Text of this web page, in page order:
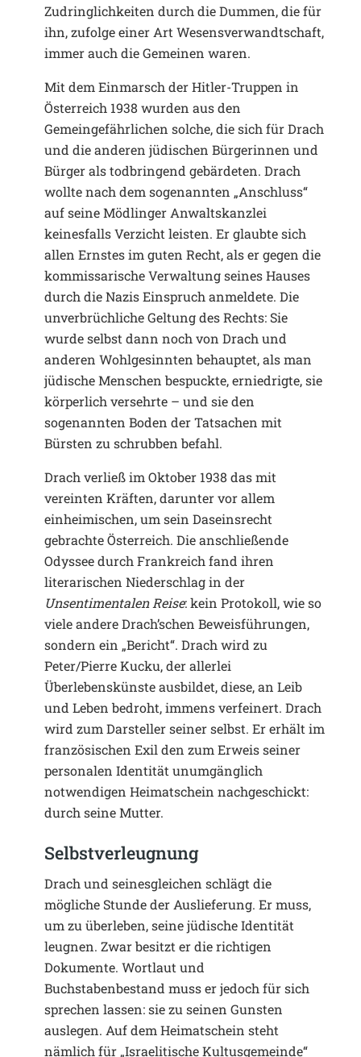
Zudringlichkeiten durch die Dummen, die für
ihn, zufolge einer Art Wesensverwandtschaft,
immer auch die Gemeinen waren.
Mit dem Einmarsch der Hitler-Truppen in
Österreich 1938 wurden aus den
Gemeingefährlichen solche, die sich für Drach
und die anderen jüdischen Bürgerinnen und
Bürger als todbringend gebärdeten. Drach
wollte nach dem sogenannten „Anschluss“
auf seine Mödlinger Anwaltskanzlei
keinesfalls Verzicht leisten. Er glaubte sich
allen Ernstes im guten Recht, als er gegen die
kommissarische Verwaltung seines Hauses
durch die Nazis Einspruch anmeldete. Die
unverbrüchliche Geltung des Rechts: Sie
wurde selbst dann noch von Drach und
anderen Wohlgesinnten behauptet, als man
jüdische Menschen bespuckte, erniedrigte, sie
körperlich versehrte – und sie den
sogenannten Boden der Tatsachen mit
Bürsten zu schrubben befahl.
Drach verließ im Oktober 1938 das mit
vereinten Kräften, darunter vor allem
einheimischen, um sein Daseinsrecht
gebrachte Österreich. Die anschließende
Odyssee durch Frankreich fand ihren
literarischen Niederschlag in der
Unsentimentalen Reise: kein Protokoll, wie so
viele andere Drach’schen Beweisführungen,
sondern ein „Bericht“. Drach wird zu
Peter/Pierre Kucku, der allerlei
Überlebenskünste ausbildet, diese, an Leib
und Leben bedroht, immens verfeinert. Drach
wird zum Darsteller seiner selbst. Er erhält im
französischen Exil den zum Erweis seiner
personalen Identität unumgänglich
notwendigen Heimatschein nachgeschickt:
durch seine Mutter.
Selbstverleugnung
Drach und seinesgleichen schlägt die
mögliche Stunde der Auslieferung. Er muss,
um zu überleben, seine jüdische Identität
leugnen. Zwar besitzt er die richtigen
Dokumente. Wortlaut und
Buchstabenbestand muss er jedoch für sich
sprechen lassen: sie zu seinen Gunsten
auslegen. Auf dem Heimatschein steht
nämlich für „Israelitische Kultusgemeinde“